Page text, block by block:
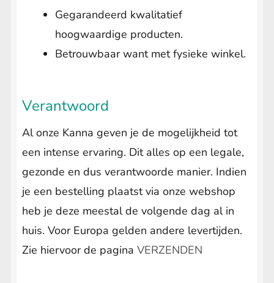
Gegarandeerd kwalitatief
hoogwaardige producten.
Betrouwbaar want met fysieke winkel.
Verantwoord
Al onze Kanna geven je de mogelijkheid tot
een intense ervaring. Dit alles op een legale,
gezonde en dus verantwoorde manier. Indien
je een bestelling plaatst via onze webshop
heb je deze meestal de volgende dag al in
huis. Voor Europa gelden andere levertijden.
Zie hiervoor de pagina VERZENDEN